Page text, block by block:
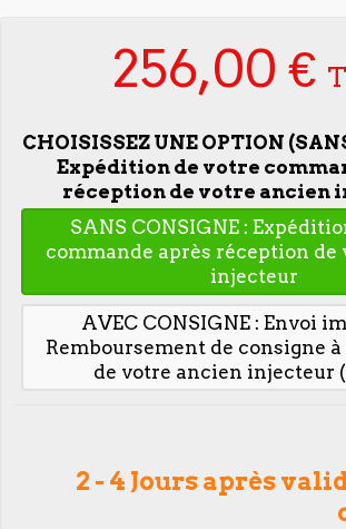
256,00 €
CHOISISSEZ UNE OPTION
Expédition de votre
réception de votre ancien
SANS CONSIGNE :
commande après réception de
injecteur
AVEC CONSIGNE : Envoi
Remboursement de consigne
de votre ancien injecteur
2 - 4 Jours après